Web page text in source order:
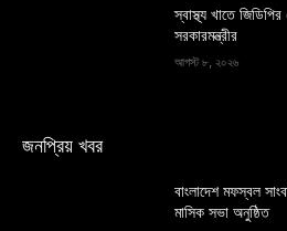
স্বাস্থ্য খাতে
সরকারমন্ত্রীর
আগস্ট ৮, ২০২৬
জনপ্রিয় খবর
বাংলাদেশ মফস্বল
মাসিক সভা অনুষ্ঠিত